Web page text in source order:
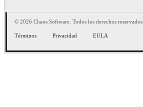
© 2026 Chaos Software. Todos los derechos reservados.
Términos Privacidad EULA